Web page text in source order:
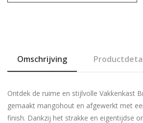
Omschrijving
Ontdek de ruime en stijlvolle Vakkenkast
gemaakt mangohout en afgewerkt met
finish. Dankzij het strakke en eigentijdse